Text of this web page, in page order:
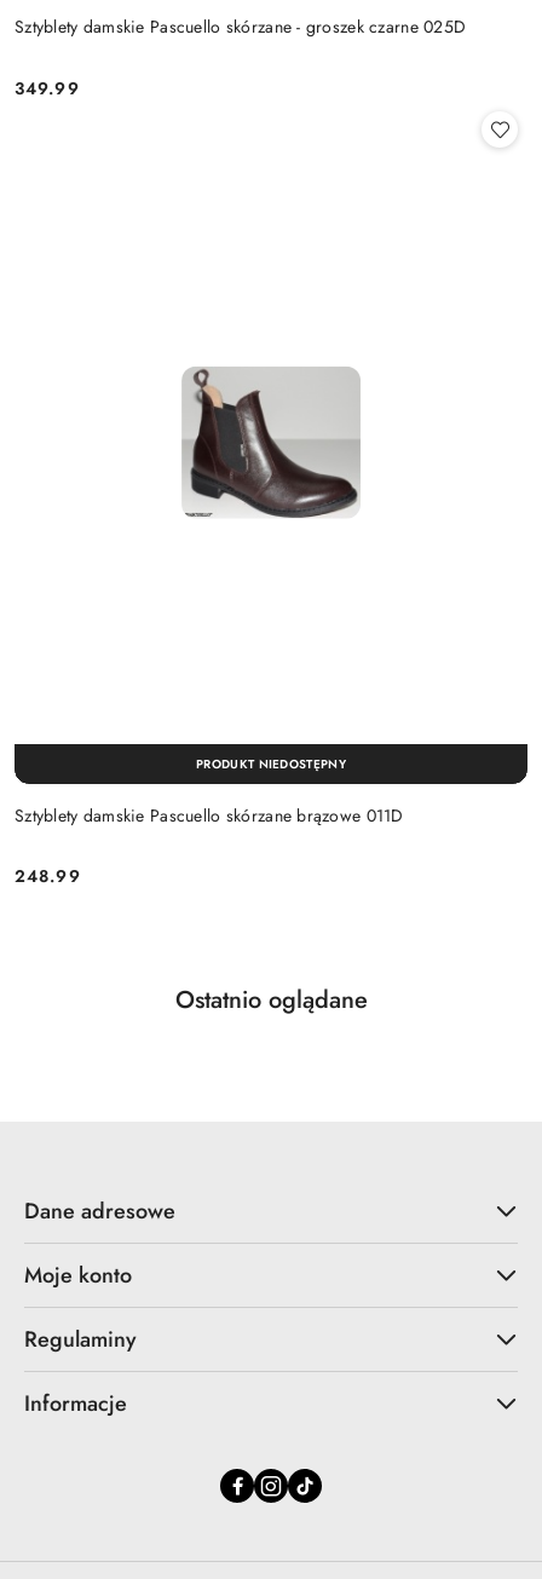
Sztyblety damskie Pascuello skórzane - groszek czarne 025D
Cena:
349.99
Sztyblety damskie Pascuello skórzane brązowe 011D
Cena:
248.99
PRODUKT NIEDOSTĘPNY
Pomiń karuzelę produktów
Produkty
Ostatnio oglądane
Dane adresowe
Moje konto
Regulaminy
Informacje